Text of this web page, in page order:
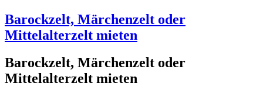
Barockzelt, Märchenzelt oder
Mittelalterzelt mieten
Barockzelt, Märchenzelt oder
Mittelalterzelt mieten